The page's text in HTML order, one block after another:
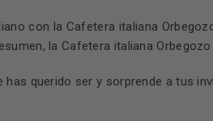
con la Cafetera italiana
la Cafetera italiana
has querido ser y sorprende a tus